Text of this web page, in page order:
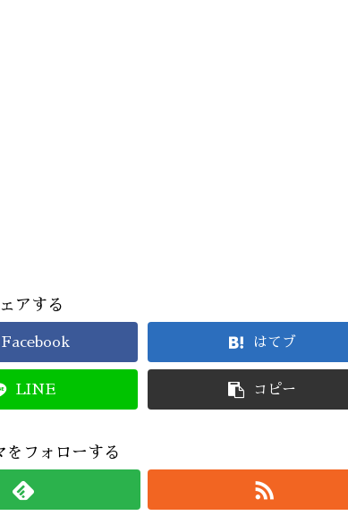
アする
Facebook はてブ
LINE コピー
をフォローする